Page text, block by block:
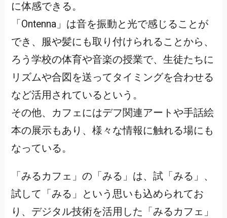
に体感できる。
「Ontenna」は音を振動と光で感じることが
でき、服や髪にも取り付けられることから、
ろう学校の体育や音楽の授業で、生徒たちに
リズムや合図を送ってタイミングを合わせる
など活用されているという。
その他、カフェにはデフ関連アートや手話絵
本の展示もあり、様々な情報に触れる場にも
なっている。
「みるカフェ」の「みる」は、試「みる」、
試して「みる」という思いも込められてお
り、デジタル技術を活用した「みるカフェ」